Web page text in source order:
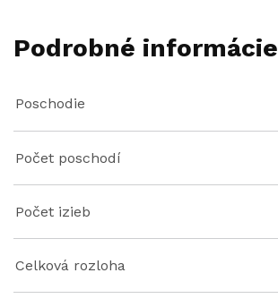
Podrobné informácie
Poschodie
Počet poschodí
Počet izieb
Celková rozloha